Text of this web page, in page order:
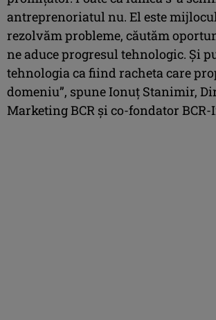
antreprenoriatul nu. El este
rezolvăm probleme, căutăm
ne aduce progresul tehnologic. Şi
tehnologia ca fiind racheta care
domeniu”, spune Ionuţ Stanimir,
Marketing BCR şi co-fondator